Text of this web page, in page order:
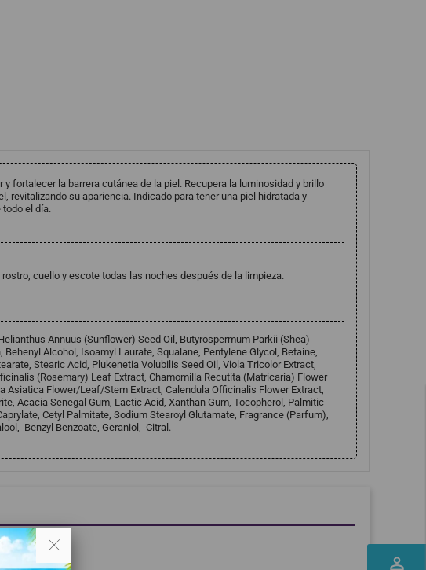
perm_identity
y fortalecer la barrera cutánea de la piel. Recupera la luminosidad y brillo
revitalizando su apariencia. Indicado para tener una piel hidratada y
todo el día.
rostro, cuello y escote todas las noches después de la limpieza.
Annuus (Sunflower) Seed Oil, Butyrospermum Parkii (Shea)
Behenyl Alcohol, Isoamyl Laurate, Squalane, Pentylene Glycol, Betaine,
Stearic Acid, Plukenetia Volubilis Seed Oil, Viola Tricolor Extract,
(Rosemary) Leaf Extract, Chamomilla Recutita (Matricaria) Flower
Asiatica Flower/Leaf/Stem Extract, Calendula Officinalis Flower Extract,
Acacia Senegal Gum, Lactic Acid, Xanthan Gum, Tocopherol, Palmitic
Cetyl Palmitate, Sodium Stearoyl Glutamate, Fragrance (Parfum),
Benzyl Benzoate, Geraniol, Citral.